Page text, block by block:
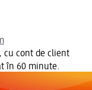
cu cont de client
în 60 minute.